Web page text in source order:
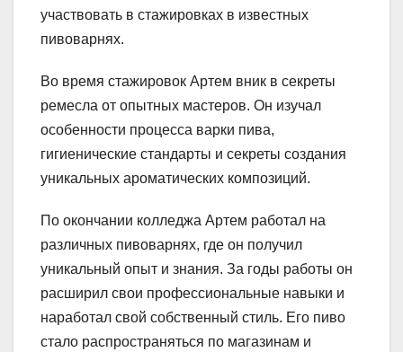
участвовать в стажировках в известных
пивоварнях.
Во время стажировок Артем вник в секреты
ремесла от опытных мастеров. Он изучал
особенности процесса варки пива,
гигиенические стандарты и секреты создания
уникальных ароматических композиций.
По окончании колледжа Артем работал на
различных пивоварнях, где он получил
уникальный опыт и знания. За годы работы он
расширил свои профессиональные навыки и
наработал свой собственный стиль. Его пиво
стало распространяться по магазинам и